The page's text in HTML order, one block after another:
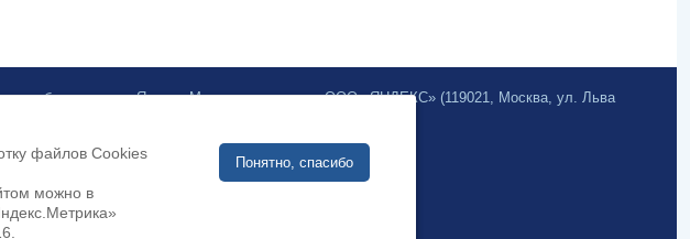
веб-аналитики «Яндекс.Метрика» компании ООО «ЯНДЕКС» (119021, Москва, ул. Льва
Site development:
файлов Cookies
можно в
Понятно, спасибо